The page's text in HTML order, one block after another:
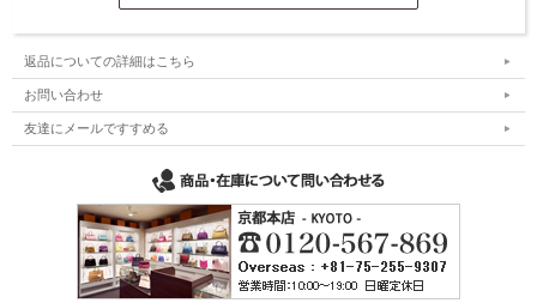
返品についての詳細はこちら
お問い合わせ
友達にメールですすめる